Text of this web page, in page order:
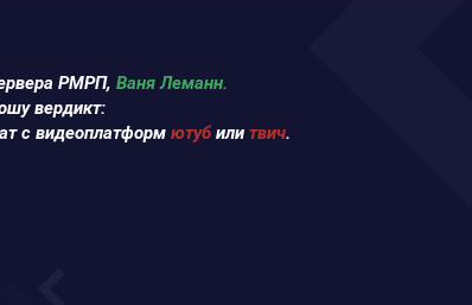
РМРП,Ваня Леманн.
вердикт:
с видеоплатформютубилитвич.